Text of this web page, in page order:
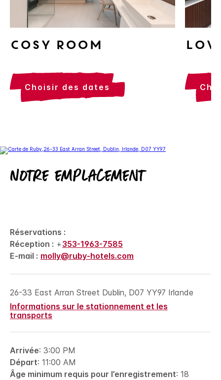
Cosy Room
choisir des dates
Notre emplacement
Réservations :
Réception : +353-1963-7585
E-mail : molly@ruby-hotels.com
26-33 East Arran Street Dublin, D07 YY97 Irlande
Informations sur le stationnement et les
transports
Arrivée: 3:00 PM
Départ: 11:00 AM
Âge minimum requis pour l’enregistrement: 18